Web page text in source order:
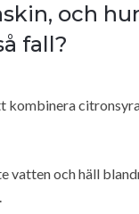
och
fall?
kombinera
vatten och häll